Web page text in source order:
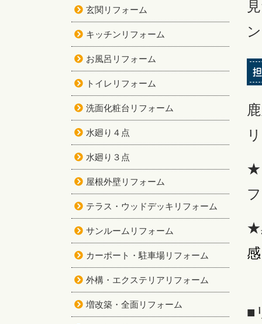
★
★
■
玄関リフォーム
キッチンリフォーム
お風呂リフォーム
トイレリフォーム
洗面化粧台リフォーム
水廻り４点
水廻り３点
屋根外壁リフォーム
テラス・ウッドデッキリフォーム
サンルームリフォーム
カーポート・駐車場リフォーム
外構・エクステリアリフォーム
増改築・全面リフォーム